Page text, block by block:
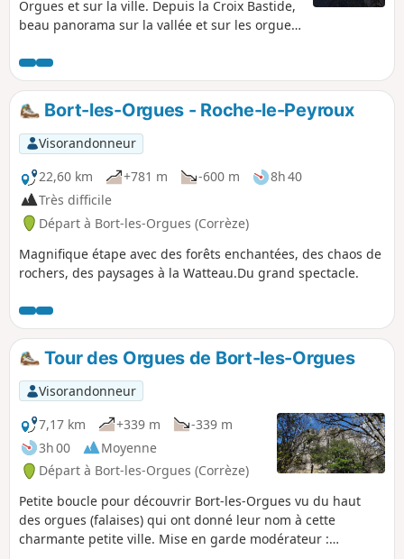
Orgues et sur la ville. Depuis la Croix Bastide,
beau panorama sur la vallée et sur les orgues
une toute petite route ombragée (réservée
aux riverains).
Bort-les-Orgues - Roche-le-Peyroux
Visorandonneur
22,60 km
+781 m -600 m
8h 40
Très difficile
Départ à Bort-les-Orgues (Corrèze)
Magnifique étape avec des forêts enchantées, des chaos de
rochers, des paysages à la Watteau.Du grand spectacle.
Tour des Orgues de Bort-les-Orgues
Visorandonneur
7,17 km
+339 m
-339 m
3h 00
Moyenne
Départ à Bort-les-Orgues (Corrèze)
Petite boucle pour découvrir Bort-les-Orgues vu du haut
des orgues (falaises) qui ont donné leur nom à cette
charmante petite ville. Mise en garde modérateur :